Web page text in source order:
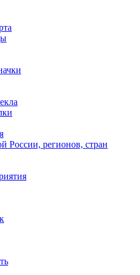
России, регионов, стран